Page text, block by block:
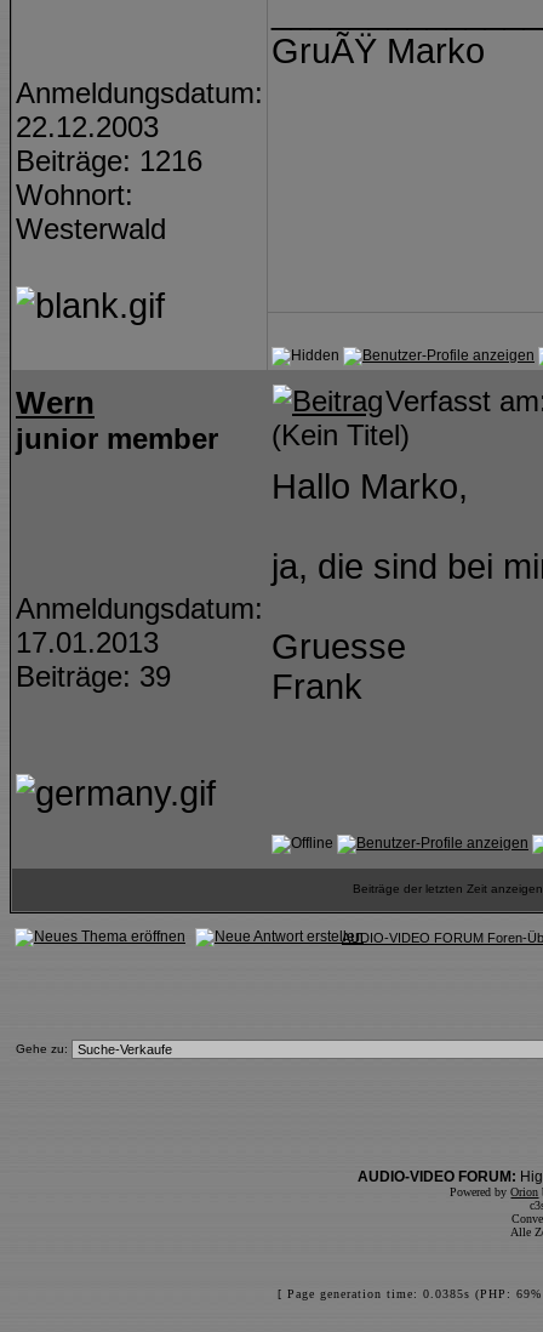
Anmeldungsdatum:
22.12.2003
Beiträge: 1216
Wohnort:
Westerwald
GruÃŸ Marko
Wern
junior member
Anmeldungsdatum:
17.01.2013
Beiträge: 39
Verfasst
(Kein Titel)
Hallo Marko,
ja, die sind bei
Gruesse
Frank
Beiträge der letzten Zeit
AUDIO-VIDEO FORUM Foren-
Gehe zu:
AUDIO-VIDEO FORUM:
Powered byOrion
Alle
[ Page generation time: 0.0385s (PHP: